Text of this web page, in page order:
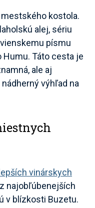
kostola.
alej, sériu
písmu
Humu. Táto cesta je
ale aj
výhľad na
vinárskych
najobľúbenejších
v blízkosti Buzetu.